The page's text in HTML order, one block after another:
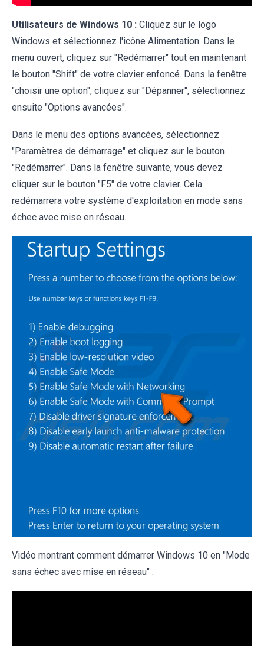
Utilisateurs de Windows 10 : Cliquez sur le logo
Windows et sélectionnez l'icône Alimentation. Dans le
menu ouvert, cliquez sur "Redémarrer" tout en maintenant
le bouton "Shift" de votre clavier enfoncé. Dans la fenêtre
"choisir une option", cliquez sur "Dépanner", sélectionnez
ensuite "Options avancées".
Dans le menu des options avancées, sélectionnez
"Paramètres de démarrage" et cliquez sur le bouton
"Redémarrer". Dans la fenêtre suivante, vous devez
cliquer sur le bouton "F5" de votre clavier. Cela
redémarrera votre système d'exploitation en mode sans
échec avec mise en réseau.
Vidéo montrant comment démarrer Windows 10 en "Mode
sans échec avec mise en réseau" :